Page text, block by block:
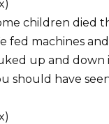
children died
fed machines
up and down
should have